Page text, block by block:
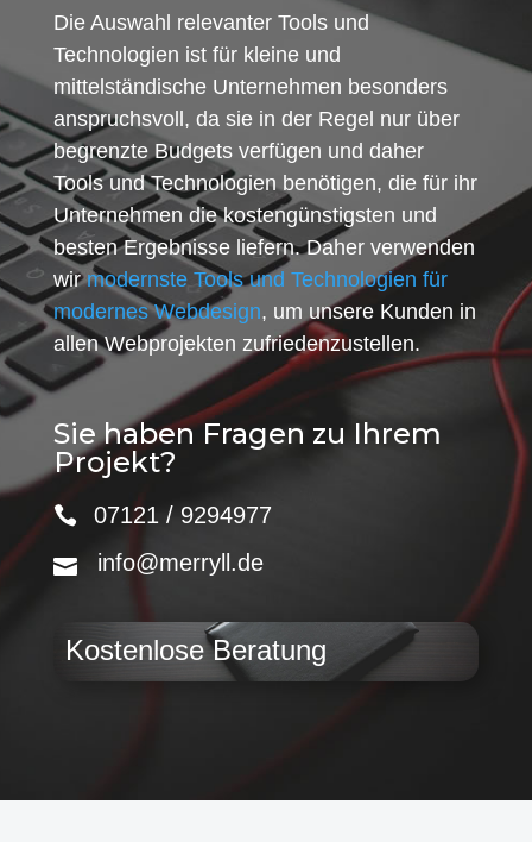
Die Auswahl relevanter Tools und
Technologien ist für kleine und
mittelständische Unternehmen besonders
anspruchsvoll, da sie in der Regel nur über
begrenzte Budgets verfügen und daher
Tools und Technologien benötigen, die für ihr
Unternehmen die kostengünstigsten und
besten Ergebnisse liefern. Daher verwenden
wirmodernste Tools und Technologien für
modernes Webdesign, um unsere Kunden in
allen Webprojekten zufriedenzustellen.
Sie haben Fragen zu Ihrem
Projekt?
07121 / 9294977
info@merryll.de
Kostenlose Beratung